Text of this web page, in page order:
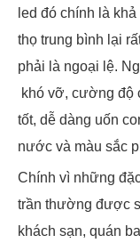
led đó chính là
thọ trung bình lại
phải là ngoại lệ.
khó vỡ, cường độ
tốt, dễ dàng uốn
nước và màu sắc
Chính vì những
trần thường được
khách sạn, quán